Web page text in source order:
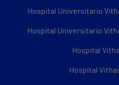
Hospital Universitario
Hospital Universitario
Hospital
Hospital